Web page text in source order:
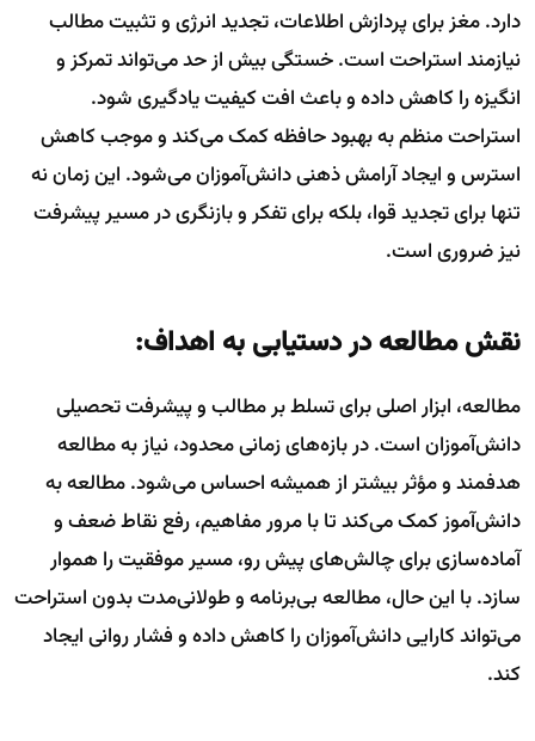
دارد. مغز برای پردازش اطلاعات، تجدید انرژی و تثبیت مطالب
نیازمند استراحت است. خستگی بیش از حد می‌تواند تمرکز و
انگیزه را کاهش داده و باعث افت کیفیت یادگیری شود.
استراحت منظم به بهبود حافظه کمک می‌کند و موجب کاهش
استرس و ایجاد آرامش ذهنی دانش‌آموزان می‌شود. این زمان نه
تنها برای تجدید قوا، بلکه برای تفکر و بازنگری در مسیر پیشرفت
نیز ضروری است.
نقش مطالعه در دستیابی به اهداف:
مطالعه، ابزار اصلی برای تسلط بر مطالب و پیشرفت تحصیلی
دانش‌آموزان است. در بازه‌های زمانی محدود، نیاز به مطالعه
هدفمند و مؤثر بیشتر از همیشه احساس می‌شود. مطالعه به
دانش‌آموز کمک می‌کند تا با مرور مفاهیم، رفع نقاط ضعف و
آماده‌سازی برای چالش‌های پیش رو، مسیر موفقیت را هموار
سازد. با این حال، مطالعه بی‌برنامه و طولانی‌مدت بدون استراحت
می‌تواند کارایی دانش‌آموزان را کاهش داده و فشار روانی ایجاد
کند.